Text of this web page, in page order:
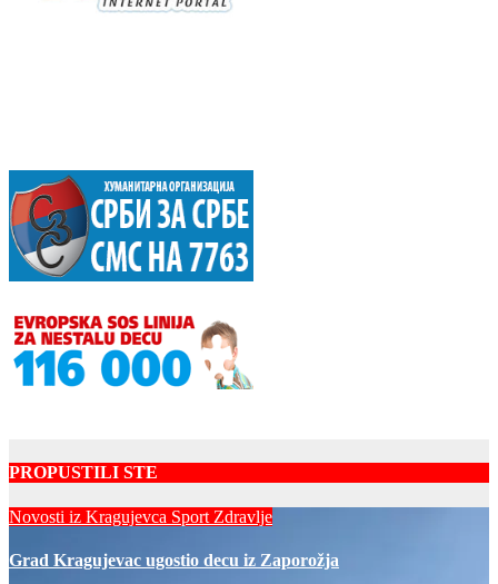
PROPUSTILI STE
Novosti iz Kragujevca Sport Zdravlje
Grad Kragujevac ugostio decu iz Zaporožja